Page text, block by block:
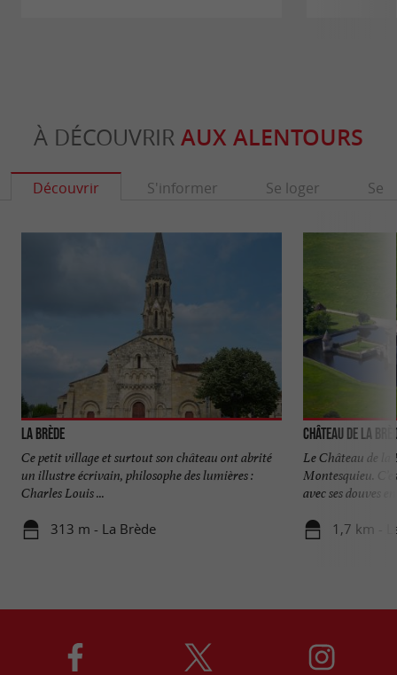
À DÉCOUVRIR AUX ALENTOURS
Découvrir S'informer Se loger Se
La Brède
Ce petit village et surtout son château ont abrité
un illustre écrivain, philosophe des lumières :
Charles Louis ...
313 m - La Brède
Château de La
Le Château de la
Montesquieu.
avec ses douves
1,7 km -